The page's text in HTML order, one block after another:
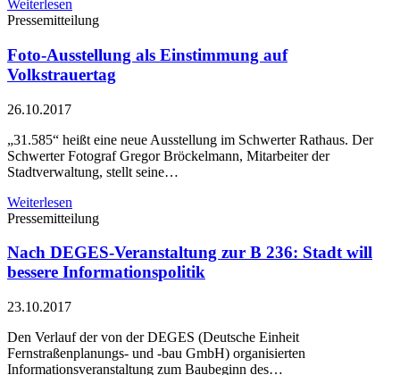
Weiterlesen
Pressemitteilung
Foto-Ausstellung als Einstimmung auf
Volkstrauertag
26.10.2017
„31.585“ heißt eine neue Ausstellung im Schwerter Rathaus. Der
Schwerter Fotograf Gregor Bröckelmann, Mitarbeiter der
Stadtverwaltung, stellt seine…
Weiterlesen
Pressemitteilung
Nach DEGES-Veranstaltung zur B 236: Stadt will
bessere Informationspolitik
23.10.2017
Den Verlauf der von der DEGES (Deutsche Einheit
Fernstraßenplanungs- und -bau GmbH) organisierten
Informationsveranstaltung zum Baubeginn des…